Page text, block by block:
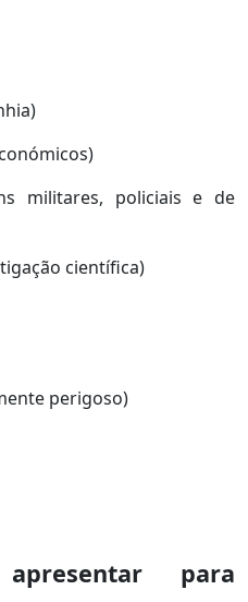
militares, policiais e de
científica)
perigoso)
para